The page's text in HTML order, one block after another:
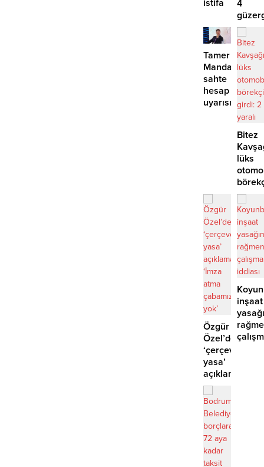
istifa
etmiyor?
4
EDS
Tamer
sahte
hesap
uyarısı
Bitez
lüks
girdi:
2
yaralı
Özgür
Özel’den
‘çerçeve
yasa’
açıklaması:
‘İmza
atma
çabamız
yok’
inşaat